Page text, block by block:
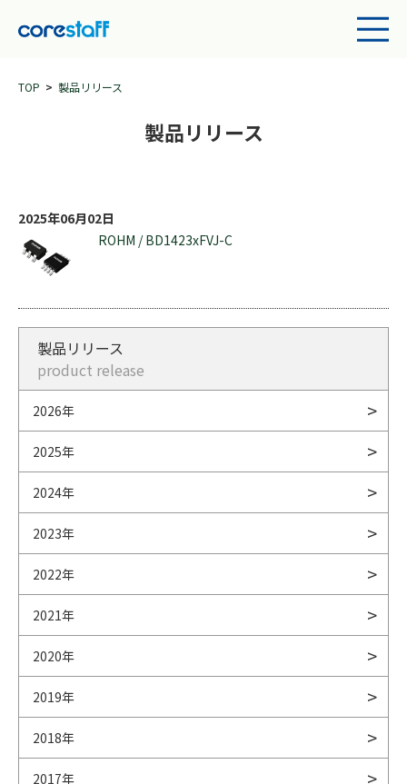
TOP 製品リリース
製品リリース
2025年06月02日
ROHM / BD1423xFVJ-C
製品リリース
product release
2026年
2025年
2024年
2023年
2022年
2021年
2020年
2019年
2018年
2017年